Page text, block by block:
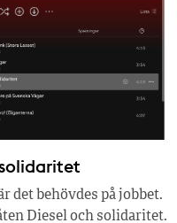
det behövdes på jobbet.
Diesel och solidaritet.